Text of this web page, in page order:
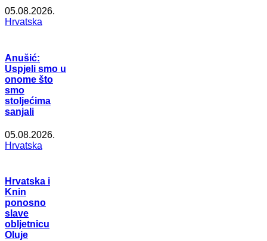
05.08.2026.
Hrvatska
Anušić:
Uspjeli smo u
onome što
smo
stoljećima
sanjali
05.08.2026.
Hrvatska
Hrvatska i
Knin
ponosno
slave
obljetnicu
Oluje